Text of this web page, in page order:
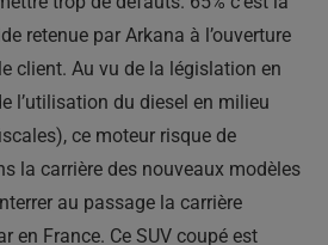
retenue par Arkana à l’ouverture
client. Au vu de la législation en
l’utilisation du diesel en milieu
ce moteur risque de
la carrière des nouveaux modèles
au passage la carrière
en France. Ce SUV coupé est